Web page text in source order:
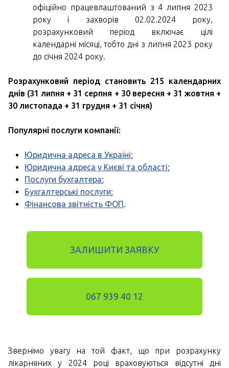
офіційно працевлаштований з 4 липня 2023
року і захворів 02.02.2024 року,
розрахунковий період включає цілі
календарні місяці, тобто дні з липня 2023 року
до січня 2024 року.
Розрахунковий період становить 215 календарних
днів (31 липня + 31 серпня + 30 вересня + 31 жовтня +
30 листопада + 31 грудня + 31 січня)
Популярні послуги компанії:
Юридична адреса в Україні;
Юридична адреса у Києві та області;
Послуги бухгалтера;
Бухгалтерські послуги;
Фінансова звітність ФОП.
ЗАЛИШИТИ ЗАЯВКУ
067 939 40 12
Звернімо увагу на той факт, що при розрахунку
лікарняних у 2024 році враховуються відсутні дні